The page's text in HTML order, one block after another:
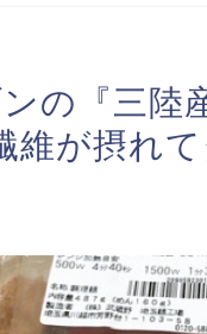
ンの『三
維が摂れ